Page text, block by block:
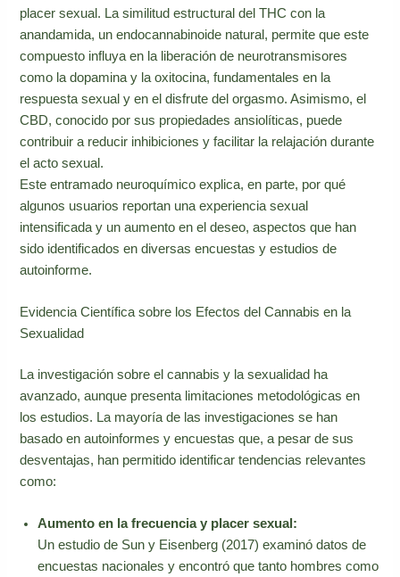
placer sexual. La similitud estructural del THC con la
anandamida, un endocannabinoide natural, permite que este
compuesto influya en la liberación de neurotransmisores
como la dopamina y la oxitocina, fundamentales en la
respuesta sexual y en el disfrute del orgasmo. Asimismo, el
CBD, conocido por sus propiedades ansiolíticas, puede
contribuir a reducir inhibiciones y facilitar la relajación durante
el acto sexual.
Este entramado neuroquímico explica, en parte, por qué
algunos usuarios reportan una experiencia sexual
intensificada y un aumento en el deseo, aspectos que han
sido identificados en diversas encuestas y estudios de
autoinforme.
Evidencia Científica sobre los Efectos del Cannabis en la
Sexualidad
La investigación sobre el cannabis y la sexualidad ha
avanzado, aunque presenta limitaciones metodológicas en
los estudios. La mayoría de las investigaciones se han
basado en autoinformes y encuestas que, a pesar de sus
desventajas, han permitido identificar tendencias relevantes
como:
Aumento en la frecuencia y placer sexual:
Un estudio de Sun y Eisenberg (2017) examinó datos de
encuestas nacionales y encontró que tanto hombres como